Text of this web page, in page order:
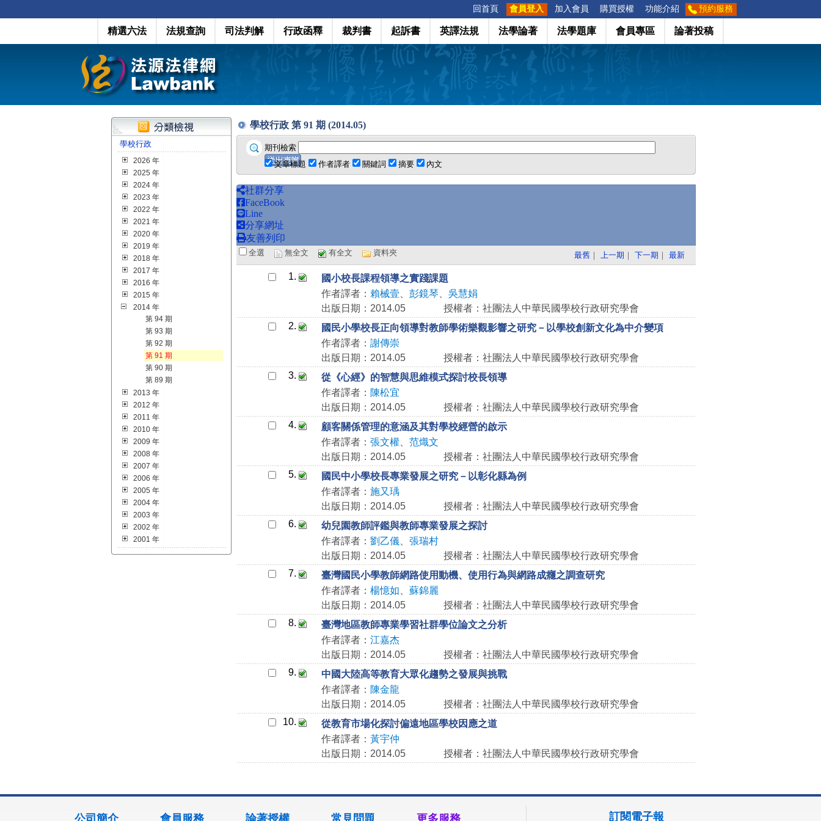
回首頁 會員登入 加入會員 購買授權 功能介紹 預約服務
精選六法 法規查詢 司法判解 行政函釋 裁判書 起訴書 英譯法規 法學論著 法學題庫 會員專區 論著投稿
學校行政
2026 年
2025 年
2024 年
2023 年
2022 年
2021 年
2020 年
2019 年
2018 年
2017 年
2016 年
2015 年
2014 年
第 94 期
第 93 期
第 92 期
第 91 期
第 90 期
第 89 期
2013 年
2012 年
2011 年
2010 年
2009 年
2008 年
2007 年
2006 年
2005 年
2004 年
2003 年
2002 年
2001 年
學校行政 第 91 期 (2014.05)
期刊檢索
文章標題
作者譯者 關鍵詞 摘要 內文
社群分享
FaceBook
Line
分享網址
友善列印
全選 無全文 有全文 資料夾 最舊 ｜ 上一期 ｜ 下一期 ｜ 最新
1.
國小校長課程領導之實踐課題
作者譯者： 賴械壹 彭鏡琴
吳慧娟
出版日期：2014.05
授權者：社團法人中華民國學校行政研究學會
2.
國民小學校長正向領導對教師學術樂觀影響之研究－以學校創新文化為中介變項
作者譯者： 謝傳崇
出版日期：2014.05
授權者：社團法人中華民國學校行政研究學會
3.
從《心經》的智慧與思維模式探討校長領導
作者譯者： 陳松宜
出版日期：2014.05
授權者：社團法人中華民國學校行政研究學會
4.
顧客關係管理的意涵及其對學校經營的啟示
作者譯者： 張文權、 范熾文
出版日期：2014.05
授權者：社團法人中華民國學校行政研究學會
5.
國民中小學校長專業發展之研究－以彰化縣為例
作者譯者： 施又瑀
出版日期：2014.05
授權者：社團法人中華民國學校行政研究學會
6.
幼兒園教師評鑑與教師專業發展之探討
作者譯者： 劉乙儀、 張瑞村
出版日期：2014.05
授權者：社團法人中華民國學校行政研究學會
7.
臺灣國民小學教師網路使用動機、使用行為與網路成癮之調查研究
作者譯者： 楊憶如
蘇錦麗
出版日期：2014.05
授權者：社團法人中華民國學校行政研究學會
8.
臺灣地區教師專業學習社群學位論文之分析
作者譯者： 江嘉杰
出版日期：2014.05
授權者：社團法人中華民國學校行政研究學會
9.
中國大陸高等教育大眾化趨勢之發展與挑戰
作者譯者： 陳金龍
出版日期：2014.05
授權者：社團法人中華民國學校行政研究學會
10.
從教育市場化探討偏遠地區學校因應之道
作者譯者： 黃宇仲
出版日期：2014.05
授權者：社團法人中華民國學校行政研究學會
公司簡介 會員服務 論著授權 常見問題 更多服務 訂閱電子報